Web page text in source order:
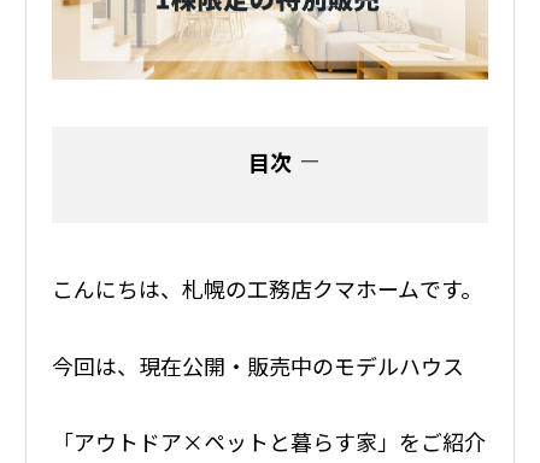
目次
こんにちは、札幌の工務店クマホームです。
今回は、現在公開・販売中のモデルハウス
「アウトドア×ペットと暮らす家」をご紹介